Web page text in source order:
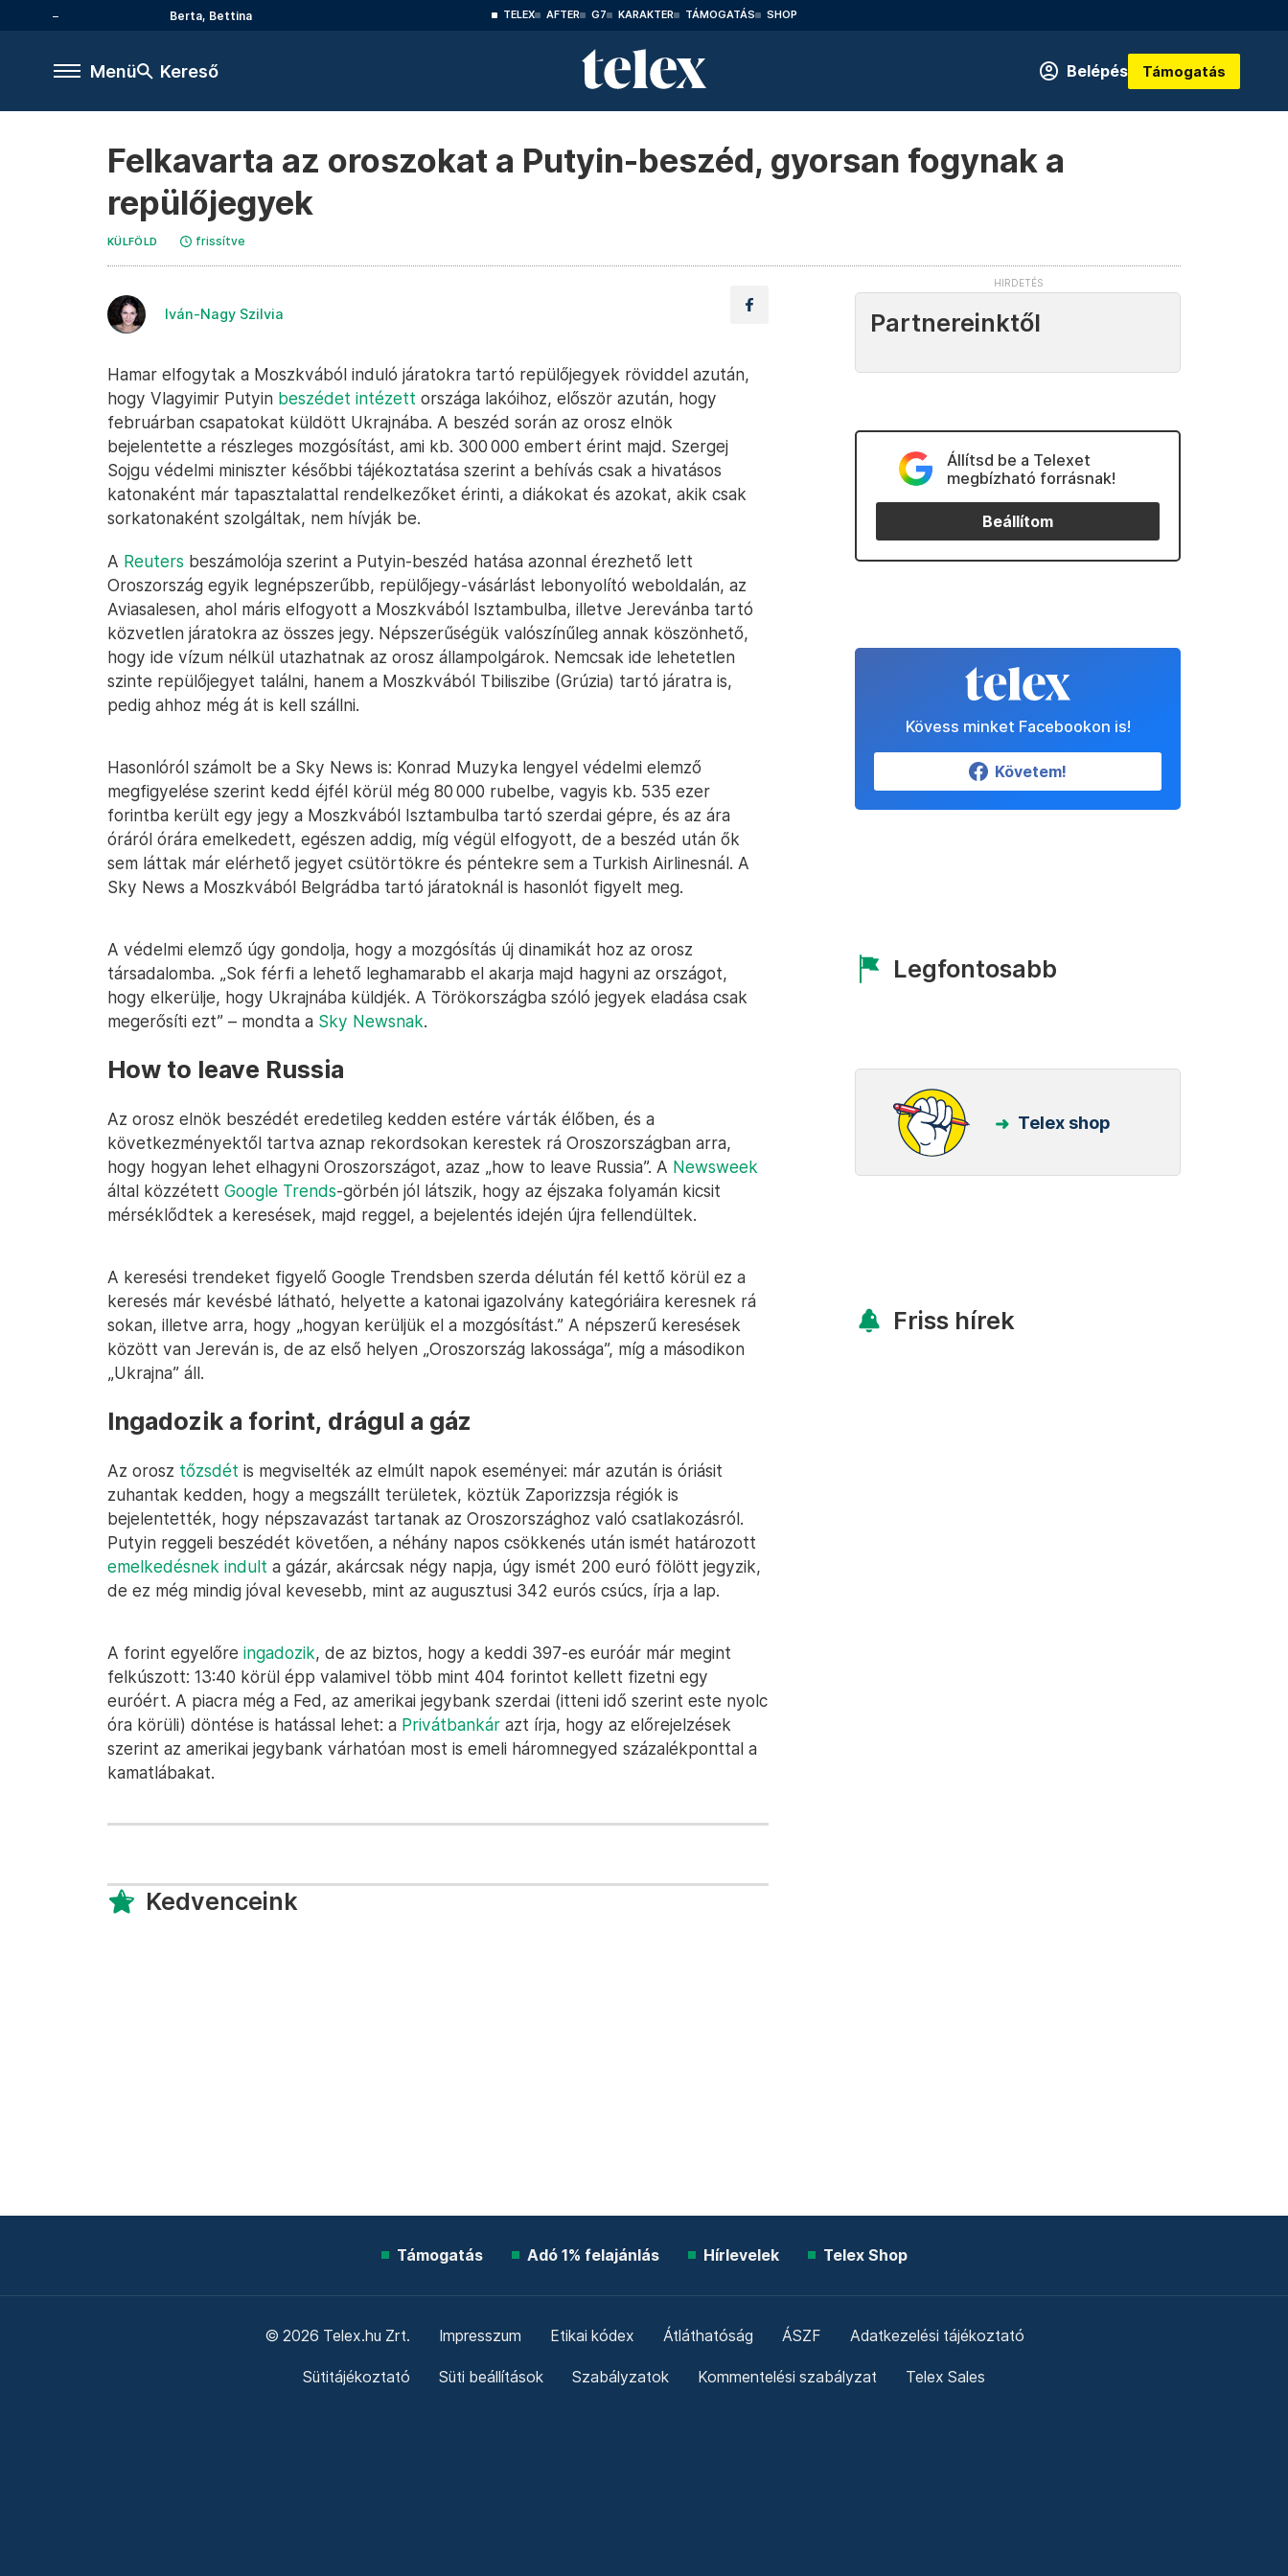
Berta, Bettina TELEX AFTER G7 KARAKTER TÁMOGATÁS SHOP
Menü Kereső Belépés Támogatás
Felkavarta az oroszokat a Putyin-beszéd, gyorsan fogynak a
repülőjegyek
KÜLFÖLD frissítve
Iván-Nagy Szilvia
Hamar elfogytak a Moszkvából induló járatokra tartó repülőjegyek röviddel azután,
hogy Vlagyimir Putyin beszédet intézett országa lakóihoz, először azután, hogy
februárban csapatokat küldött Ukrajnába. A beszéd során az orosz elnök
bejelentette a részleges mozgósítást, ami kb. 300 000 embert érint majd. Szergej
Sojgu védelmi miniszter későbbi tájékoztatása szerint a behívás csak a hivatásos
katonaként már tapasztalattal rendelkezőket érinti, a diákokat és azokat, akik csak
sorkatonaként szolgáltak, nem hívják be.
A Reuters beszámolója szerint a Putyin-beszéd hatása azonnal érezhető lett
Oroszország egyik legnépszerűbb, repülőjegy-vásárlást lebonyolító weboldalán, az
Aviasalesen, ahol máris elfogyott a Moszkvából Isztambulba, illetve Jerevánba tartó
közvetlen járatokra az összes jegy. Népszerűségük valószínűleg annak köszönhető,
hogy ide vízum nélkül utazhatnak az orosz állampolgárok. Nemcsak ide lehetetlen
szinte repülőjegyet találni, hanem a Moszkvából Tbiliszibe (Grúzia) tartó járatra is,
pedig ahhoz még át is kell szállni.
Hasonlóról számolt be a Sky News is: Konrad Muzyka lengyel védelmi elemző
megfigyelése szerint kedd éjfél körül még 80 000 rubelbe, vagyis kb. 535 ezer
forintba került egy jegy a Moszkvából Isztambulba tartó szerdai gépre, és az ára
óráról órára emelkedett, egészen addig, míg végül elfogyott, de a beszéd után ők
sem láttak már elérhető jegyet csütörtökre és péntekre sem a Turkish Airlinesnál. A
Sky News a Moszkvából Belgrádba tartó járatoknál is hasonlót figyelt meg.
A védelmi elemző úgy gondolja, hogy a mozgósítás új dinamikát hoz az orosz
társadalomba. „Sok férfi a lehető leghamarabb el akarja majd hagyni az országot,
hogy elkerülje, hogy Ukrajnába küldjék. A Törökországba szóló jegyek eladása csak
megerősíti ezt” – mondta a Sky Newsnak.
How to leave Russia
Az orosz elnök beszédét eredetileg kedden estére várták élőben, és a
következményektől tartva aznap rekordsokan kerestek rá Oroszországban arra,
hogy hogyan lehet elhagyni Oroszországot, azaz „how to leave Russia”. A Newsweek
által közzétett Google Trends-görbén jól látszik, hogy az éjszaka folyamán kicsit
mérséklődtek a keresések, majd reggel, a bejelentés idején újra fellendültek.
A keresési trendeket figyelő Google Trendsben szerda délután fél kettő körül ez a
keresés már kevésbé látható, helyette a katonai igazolvány kategóriáira keresnek rá
sokan, illetve arra, hogy „hogyan kerüljük el a mozgósítást.” A népszerű keresések
között van Jereván is, de az első helyen „Oroszország lakossága”, míg a másodikon
„Ukrajna” áll.
Ingadozik a forint, drágul a gáz
Az orosz tőzsdét is megviselték az elmúlt napok eseményei: már azután is óriásit
zuhantak kedden, hogy a megszállt területek, köztük Zaporizzsja régiók is
bejelentették, hogy népszavazást tartanak az Oroszországhoz való csatlakozásról.
Putyin reggeli beszédét követően, a néhány napos csökkenés után ismét határozott
emelkedésnek indult a gázár, akárcsak négy napja, úgy ismét 200 euró fölött jegyzik,
de ez még mindig jóval kevesebb, mint az augusztusi 342 eurós csúcs, írja a lap.
A forint egyelőre ingadozik, de az biztos, hogy a keddi 397-es euróár már megint
felkúszott: 13:40 körül épp valamivel több mint 404 forintot kellett fizetni egy
euróért. A piacra még a Fed, az amerikai jegybank szerdai (itteni idő szerint este nyolc
óra körüli) döntése is hatással lehet: a Privátbankár azt írja, hogy az előrejelzések
szerint az amerikai jegybank várhatóan most is emeli háromnegyed százalékponttal a
kamatlábakat.
Kedvenceink
Partnereinktől
Állítsd be a Telexet
megbízható forrásnak!
Beállítom
Kövess minket Facebookon is!
Követem!
Legfontosabb
Telex shop
Friss hírek
Támogatás Adó 1% felajánlás Hírlevelek Telex Shop
© 2026 Telex.hu Zrt. Impresszum Etikai kódex Átláthatóság ÁSZF Adatkezelési tájékoztató
Sütitájékoztató Süti beállítások Szabályzatok Kommentelési szabályzat Telex Sales